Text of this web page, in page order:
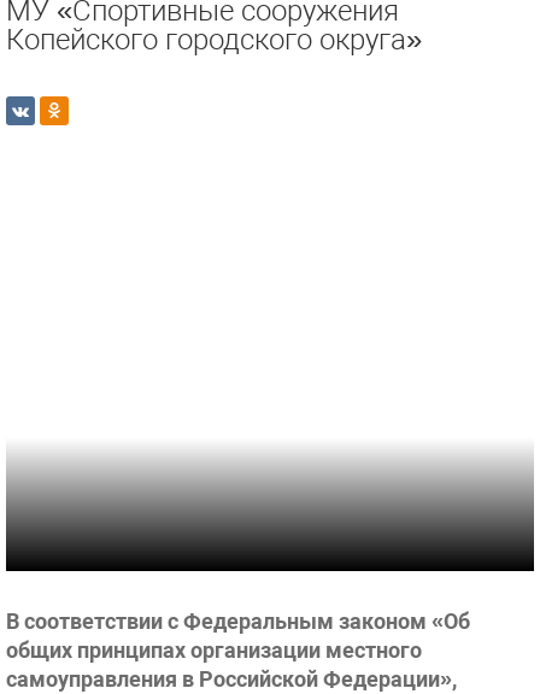
МУ «Спортивные сооружения
Копейского городского округа»
В соответствии с Федеральным законом «Об
общих принципах организации местного
самоуправления в Российской Федерации»,